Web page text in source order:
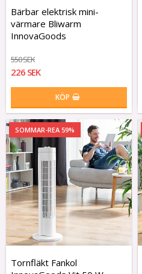
Bärbar elektrisk mini-
värmare Bliwarm
InnovaGoods
550 SEK
226 SEK
KÖP
SOMMAR-REA 59%
Tornfläkt Fankol